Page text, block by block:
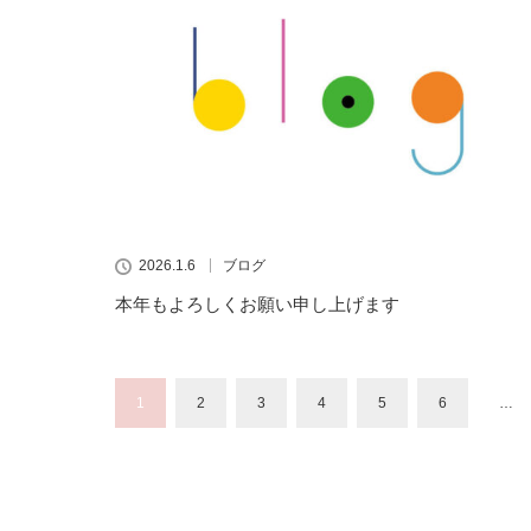
2026.1.6 ブログ
本年もよろしくお願い申し上げます
1 2 3 4 5 6 …